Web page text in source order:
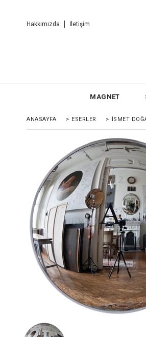
Hakkımızda İletişim
MAGNET
ANASAYFA > ESERLER > İSMET